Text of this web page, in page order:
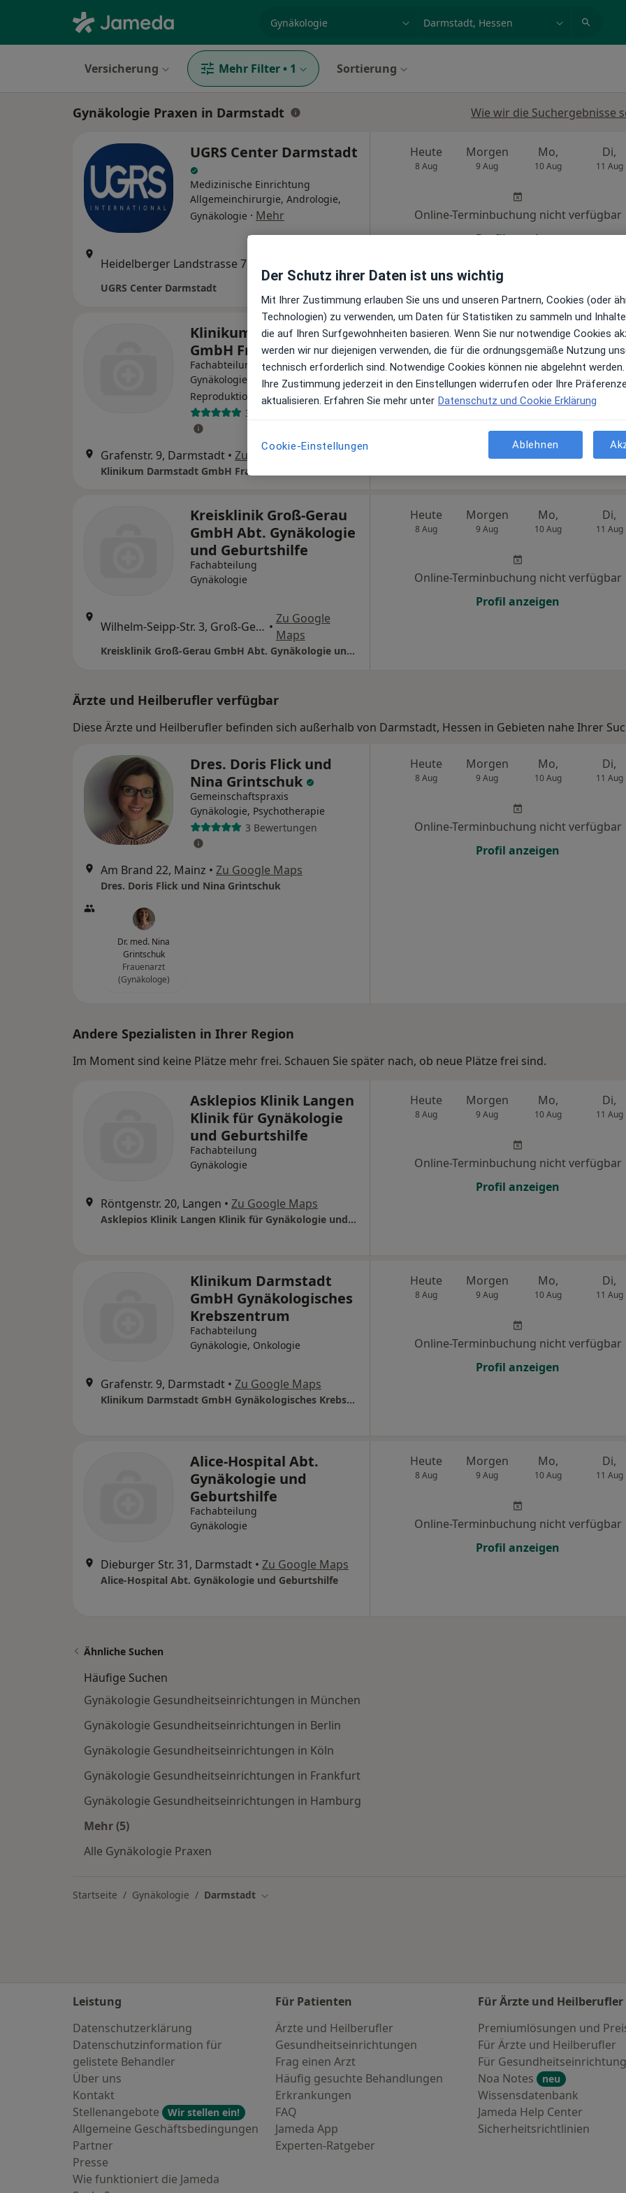
Versicherung Mehr Filter • 1 Sortierung
Gynäkologie Praxen in Darmstadt Wie wir die Suchergebnisse
UGRS Center Darmstadt
Medizinische Einrichtung
Allgemeinchirurgie, Andrologie,
Gynäkologie · Mehr
Maps
UGRS Center Darmstadt
Heute
8 Aug
Morgen
9 Aug
Mo,
10 Aug
Di,
11 Aug
Online-Terminbuchung nicht verfügbar
Profil anzeigen
Klinikum Darmstadt
GmbH Frauenklinik
Fachabteilung
Gynäkologie,
Reproduktionsmedizin
34 Bewertungen
Grafenstr. 9, Darmstadt • Zu Google Maps
Klinikum Darmstadt GmbH Frauenklinik
Heute
8 Aug
Morgen
9 Aug
Mo,
10 Aug
Di,
11 Aug
Online-Terminbuchung nicht verfügbar
Kreisklinik Groß-Gerau
GmbH Abt. Gynäkologie
und Geburtshilfe
Fachabteilung
Gynäkologie
Wilhelm-Seipp-Str. 3, Groß-Gerau •
Zu Google
Maps
Kreisklinik Groß-Gerau GmbH Abt. Gynäkologie und Geburtshilfe
Heute
8 Aug
Morgen
9 Aug
Mo,
10 Aug
Di,
11 Aug
Online-Terminbuchung nicht verfügbar
Profil anzeigen
Ärzte und Heilberufler verfügbar
Diese Ärzte und Heilberufler befinden sich außerhalb von Darmstadt, Hessen in Gebieten nahe Ihrer
Dres. Doris Flick und
Nina Grintschuk
Gemeinschaftspraxis
Gynäkologie, Psychotherapie
3 Bewertungen
Am Brand 22, Mainz • Zu Google Maps
Dres. Doris Flick und Nina Grintschuk
Dr. med. Nina
Grintschuk
Frauenarzt
(Gynäkologe)
Heute
8 Aug
Morgen
9 Aug
Mo,
10 Aug
Di,
11 Aug
Online-Terminbuchung nicht verfügbar
Profil anzeigen
Andere Spezialisten in Ihrer Region
Im Moment sind keine Plätze mehr frei. Schauen Sie später nach, ob neue Plätze frei sind.
Asklepios Klinik Langen
Klinik für Gynäkologie
und Geburtshilfe
Fachabteilung
Gynäkologie
Röntgenstr. 20, Langen • Zu Google Maps
Asklepios Klinik Langen Klinik für Gynäkologie und Geburtshilfe
Heute
8 Aug
Morgen
9 Aug
Mo,
10 Aug
Di,
11 Aug
Online-Terminbuchung nicht verfügbar
Profil anzeigen
Klinikum Darmstadt
GmbH Gynäkologisches
Krebszentrum
Fachabteilung
Gynäkologie, Onkologie
Grafenstr. 9, Darmstadt • Zu Google Maps
Klinikum Darmstadt GmbH Gynäkologisches Krebszentrum
Heute
8 Aug
Morgen
9 Aug
Mo,
10 Aug
Di,
11 Aug
Online-Terminbuchung nicht verfügbar
Profil anzeigen
Alice-Hospital Abt.
Gynäkologie und
Geburtshilfe
Fachabteilung
Gynäkologie
Dieburger Str. 31, Darmstadt • Zu Google Maps
Alice-Hospital Abt. Gynäkologie und Geburtshilfe
Heute
8 Aug
Morgen
9 Aug
Mo,
10 Aug
Di,
11 Aug
Online-Terminbuchung nicht verfügbar
Profil anzeigen
Ähnliche Suchen
Häufige Suchen
Gynäkologie Gesundheitseinrichtungen in München
Gynäkologie Gesundheitseinrichtungen in Berlin
Gynäkologie Gesundheitseinrichtungen in Köln
Gynäkologie Gesundheitseinrichtungen in Frankfurt
Gynäkologie Gesundheitseinrichtungen in Hamburg
Mehr (5)
Alle Gynäkologie Praxen
Startseite Gynäkologie Darmstadt Stadt ändern
Leistung
Datenschutzerklärung
Datenschutzinformation für
gelistete Behandler
Über uns
Kontakt
Stellenangebote
Wir stellen ein!
Allgemeine Geschäftsbedingungen
Partner
Presse
Wie funktioniert die Jameda
Für Patienten
Ärzte und Heilberufler
Gesundheitseinrichtungen
Frag einen Arzt
Häufig gesuchte Behandlungen
Erkrankungen
FAQ
Jameda App
Experten-Ratgeber
Für Ärzte und Heilberufler
Premiumlösungen und
Für Ärzte und Heilberufler
Für
Noa Notes
neu
Wissensdatenbank
Jameda Help Center
Sicherheitsrichtlinien
Der Schutz ihrer Daten ist uns wichtig
Mit Ihrer Zustimmung erlauben Sie uns und unseren Partnern, Cookies (oder
Technologien) zu verwenden, um Daten für Statistiken zu sammeln und
die auf Ihren Surfgewohnheiten basieren. Wenn Sie nur notwendige Cookies
werden wir nur diejenigen verwenden, die für die ordnungsgemäße Nutzung
technisch erforderlich sind. Notwendige Cookies können nie abgelehnt werden.
Ihre Zustimmung jederzeit in den Einstellungen widerrufen oder Ihre
aktualisieren. Erfahren Sie mehr unter Datenschutz und Cookie Erklärung
Cookie-Einstellungen Ablehnen